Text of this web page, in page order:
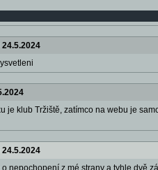
je klub Tržiště, zatímco na webu je
nepochopení z mé strany a tyhle dvě